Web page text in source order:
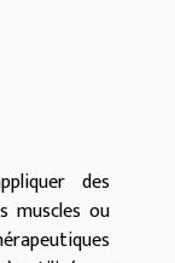
des
muscles ou